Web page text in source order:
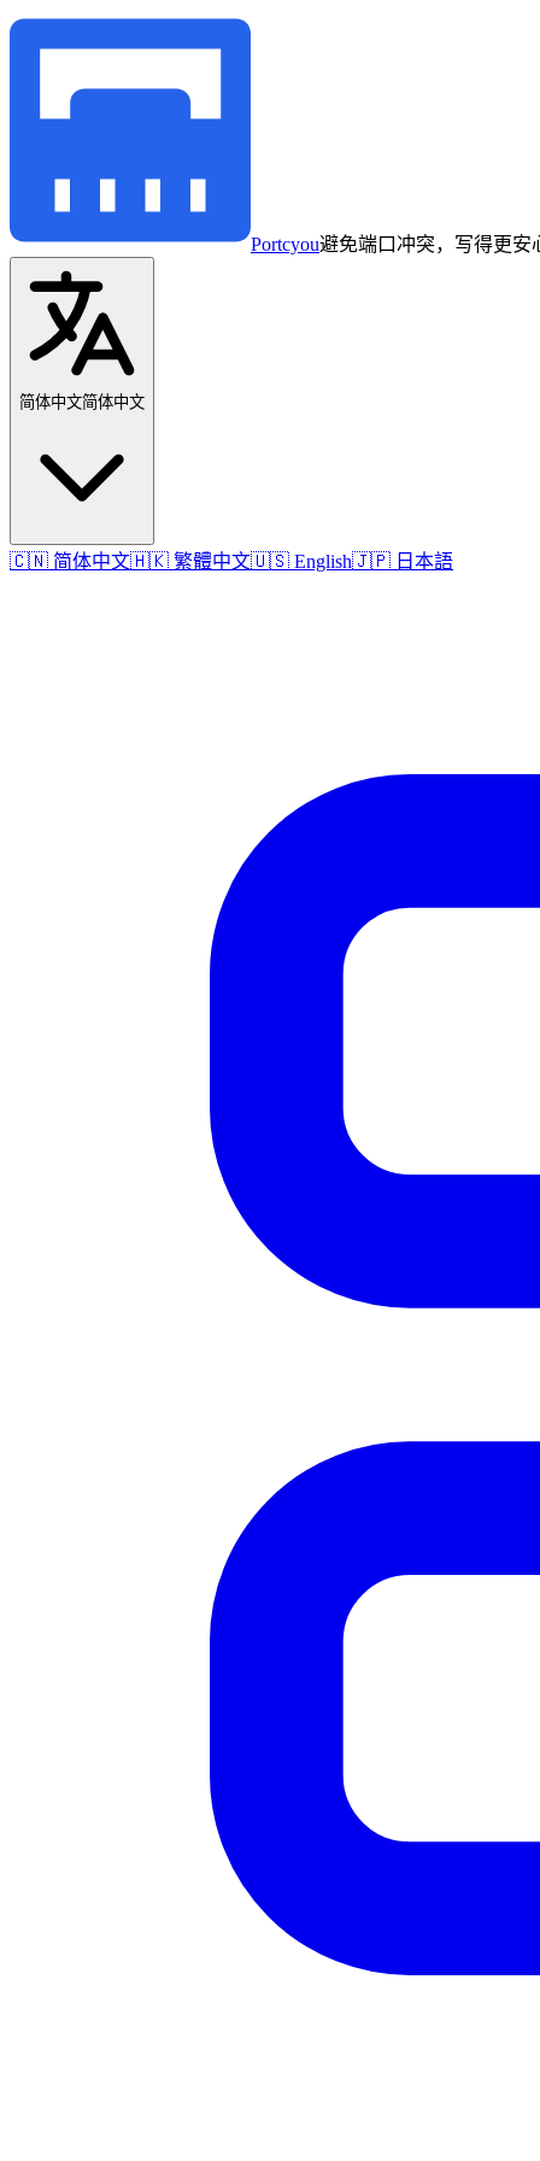
Portcyou避免端口冲突，写得更安
简体中文简体中文
🇨🇳 简体中文🇭🇰 繁體中文🇺🇸 English🇯🇵 日本語